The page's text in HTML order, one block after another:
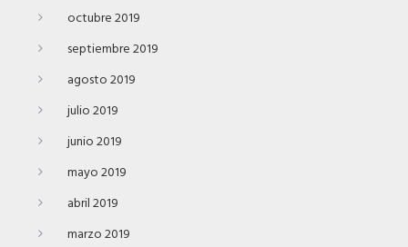
octubre 2019
septiembre 2019
agosto 2019
julio 2019
junio 2019
mayo 2019
abril 2019
marzo 2019